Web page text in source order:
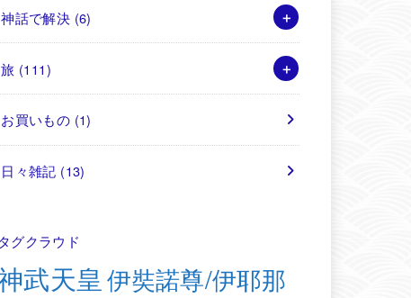
神話で解決 (6)
旅 (111)
お買いもの (1)
日々雑記 (13)
タグクラウド
武天皇 伊奘諾尊/伊耶那